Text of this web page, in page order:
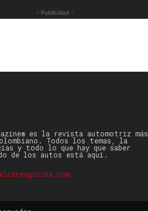
- Publicidad -
es la revista automotriz más
Todos los temas, la
y todo lo que hay que saber
de los autos está aquí.